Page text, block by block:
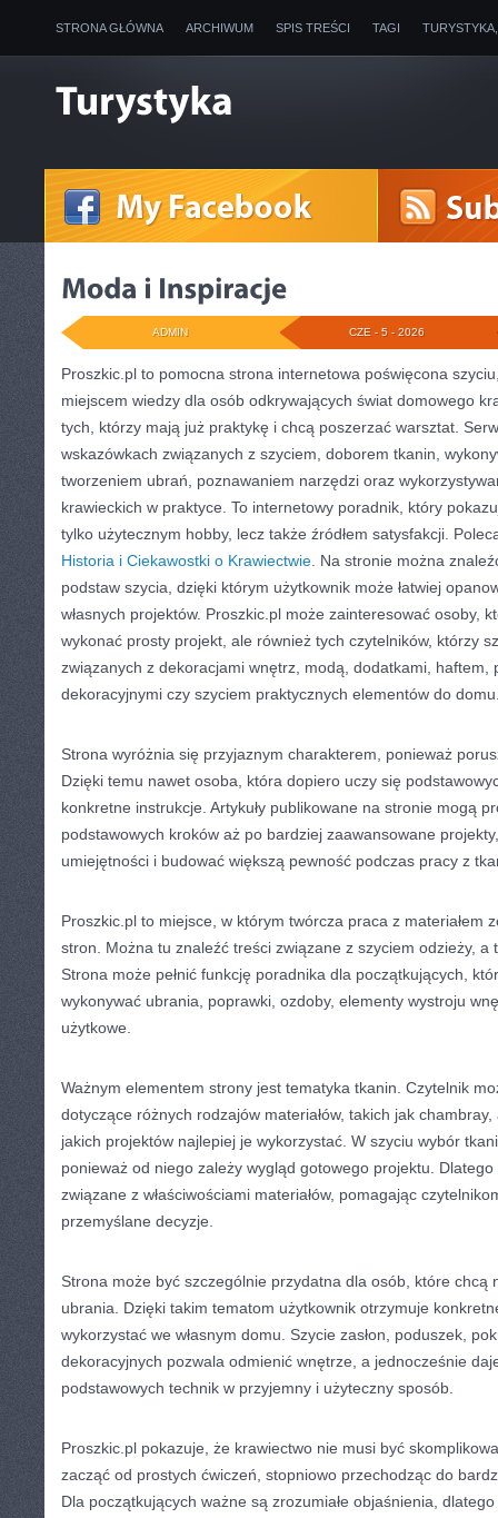
STRONA GŁÓWNA ARCHIWUM SPIS TREŚCI TAGI
CZE - 5 - 2026
ADMIN
Proszkic.pl to pomocna strona internetowa poświęcona
miejscem wiedzy dla osób odkrywających świat domowego
tych, którzy mają już praktykę i chcą poszerzać warsztat.
wskazówkach związanych z szyciem, doborem tkanin,
tworzeniem ubrań, poznawaniem narzędzi oraz
krawieckich w praktyce. To internetowy poradnik, który
tylko użytecznym hobby, lecz także źródłem satysfakcji.
Historia i Ciekawostki o Krawiectwie . Na stronie można
podstaw szycia, dzięki którym użytkownik może łatwiej
własnych projektów. Proszkic.pl może zainteresować osoby,
wykonać prosty projekt, ale również tych czytelników, którzy
związanych z dekoracjami wnętrz, modą, dodatkami, haftem,
dekoracyjnymi czy szyciem praktycznych elementów do
Strona wyróżnia się przyjaznym charakterem, ponieważ
Dzięki temu nawet osoba, która dopiero uczy się
konkretne instrukcje. Artykuły publikowane na stronie mogą
podstawowych kroków aż po bardziej zaawansowane
umiejętności i budować większą pewność podczas pracy z
Proszkic.pl to miejsce, w którym twórcza praca z materiałem
stron. Można tu znaleźć treści związane z szyciem odzieży, a
Strona może pełnić funkcję poradnika dla początkujących,
wykonywać ubrania, poprawki, ozdoby, elementy wystroju
użytkowe.
Ważnym elementem strony jest tematyka tkanin. Czytelnik
dotyczące różnych rodzajów materiałów, takich jak
jakich projektów najlepiej je wykorzystać. W szyciu wybór
ponieważ od niego zależy wygląd gotowego projektu.
związane z właściwościami materiałów, pomagając
przemyślane decyzje.
Strona może być szczególnie przydatna dla osób, które chcą
ubrania. Dzięki takim tematom użytkownik otrzymuje
wykorzystać we własnym domu. Szycie zasłon, poduszek,
dekoracyjnych pozwala odmienić wnętrze, a jednocześnie
podstawowych technik w przyjemny i użyteczny sposób.
Proszkic.pl pokazuje, że krawiectwo nie musi być
zacząć od prostych ćwiczeń, stopniowo przechodząc do
Dla początkujących ważne są zrozumiałe objaśnienia,